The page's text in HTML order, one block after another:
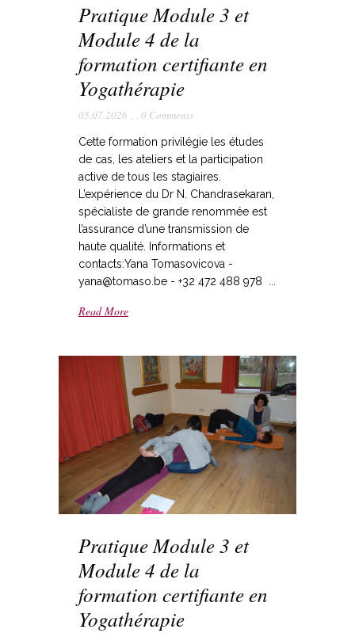
Pratique Module 3 et
Module 4 de la
formation certifiante en
Yogathérapie
05.07.2026 , , 0 Comments
Cette formation privilégie les études
de cas, les ateliers et la participation
active de tous les stagiaires.
L’expérience du Dr N. Chandrasekaran,
spécialiste de grande renommée est
l’assurance d’une transmission de
haute qualité. Informations et
contacts:Yana Tomasovicova -
yana@tomaso.be - +32 472 488 978 ...
Read More
Pratique Module 3 et
Module 4 de la
formation certifiante en
Yogathérapie